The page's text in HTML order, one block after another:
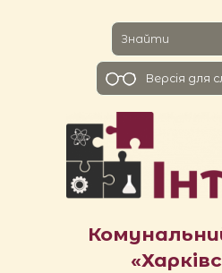
Версiя для